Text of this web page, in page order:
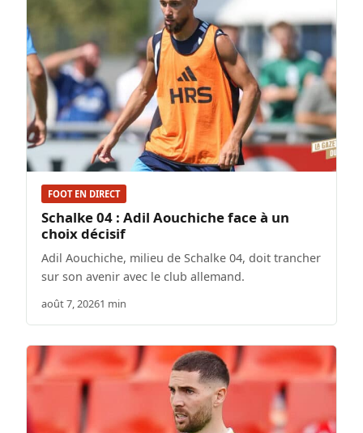
FOOT EN DIRECT
Schalke 04 : Adil Aouchiche face à un
choix décisif
Adil Aouchiche, milieu de Schalke 04, doit trancher
sur son avenir avec le club allemand.
août 7, 20261 min